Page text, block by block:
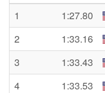
1
1:27.80
2
1:33.16
3
1:33.43
4
1:33.53